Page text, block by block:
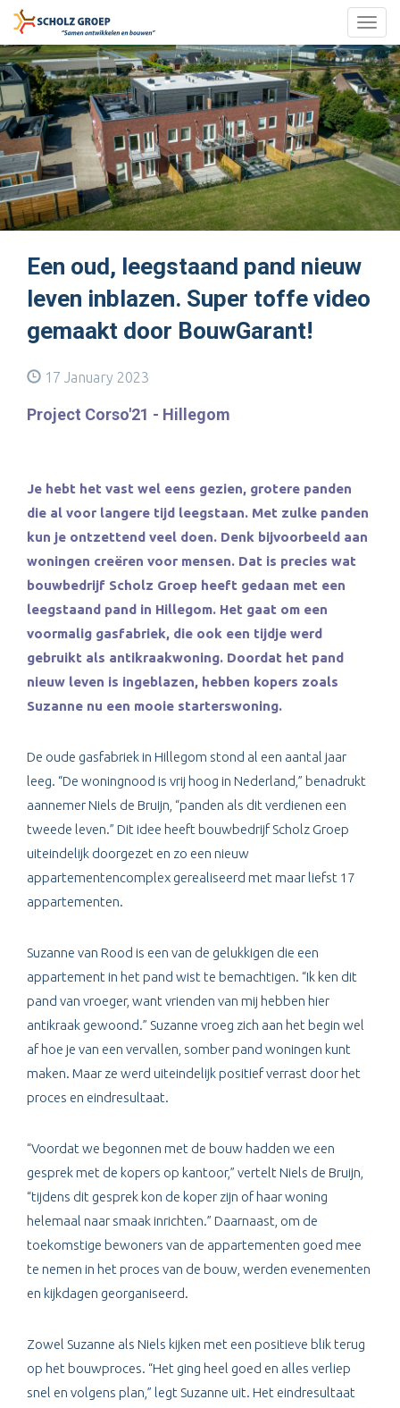
Een oud, leegstaand pand nieuw
leven inblazen. Super toffe video
gemaakt door BouwGarant!
17 January 2023
Project Corso'21 - Hillegom
Je hebt het vast wel eens gezien, grotere panden
die al voor langere tijd leegstaan. Met zulke panden
kun je ontzettend veel doen. Denk bijvoorbeeld aan
woningen creëren voor mensen. Dat is precies wat
bouwbedrijf Scholz Groep heeft gedaan met een
leegstaand pand in Hillegom. Het gaat om een
voormalig gasfabriek, die ook een tijdje werd
gebruikt als antikraakwoning. Doordat het pand
nieuw leven is ingeblazen, hebben kopers zoals
Suzanne nu een mooie starterswoning.
De oude gasfabriek in Hillegom stond al een aantal jaar
leeg. “De woningnood is vrij hoog in Nederland,” benadrukt
aannemer Niels de Bruijn, “panden als dit verdienen een
tweede leven.” Dit idee heeft bouwbedrijf Scholz Groep
uiteindelijk doorgezet en zo een nieuw
appartementencomplex gerealiseerd met maar liefst 17
appartementen.
Suzanne van Rood is een van de gelukkigen die een
appartement in het pand wist te bemachtigen. “Ik ken dit
pand van vroeger, want vrienden van mij hebben hier
antikraak gewoond.” Suzanne vroeg zich aan het begin wel
af hoe je van een vervallen, somber pand woningen kunt
maken. Maar ze werd uiteindelijk positief verrast door het
proces en eindresultaat.
“Voordat we begonnen met de bouw hadden we een
gesprek met de kopers op kantoor,” vertelt Niels de Bruijn,
“tijdens dit gesprek kon de koper zijn of haar woning
helemaal naar smaak inrichten.” Daarnaast, om de
toekomstige bewoners van de appartementen goed mee
te nemen in het proces van de bouw, werden evenementen
en kijkdagen georganiseerd.
Zowel Suzanne als Niels kijken met een positieve blik terug
op het bouwproces. “Het ging heel goed en alles verliep
snel en volgens plan,” legt Suzanne uit. Het eindresultaat